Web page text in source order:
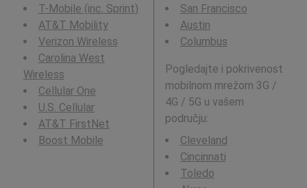
T-Mobile (inc. Sprint)
AT&T Mobility
Verizon Wireless
Carolina West
Wireless
Cellular One
U.S. Cellular
AT&T FirstNet
Boost Mobile
San Francisco
Austin
Columbus
Pogledajte i pokrivenost
mobilnom mrežom 3G /
4G / 5G u vašem
području:
Cleveland
Cincinnati
Toledo